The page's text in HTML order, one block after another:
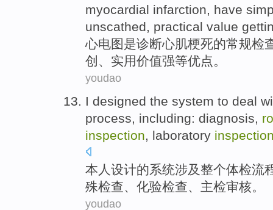
myocardial infarction, have
unscathed, practical value
心电图是诊断心肌梗死的常规检
创 、 实用价值强等优点。
youdao
I designed the system to deal
process
including: diagnosis
inspection
laboratory
本人 设计的系统涉及整个体检流
殊检查、 化验检查、 主检审核。
youdao